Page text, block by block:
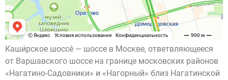
Каши́рское шоссе́ — шоссе в Москве, ответвляющееся
от Варшавского шоссе на границе московских районов
«Нагатино-Садовники» и «Нагорный» близ Нагатинской